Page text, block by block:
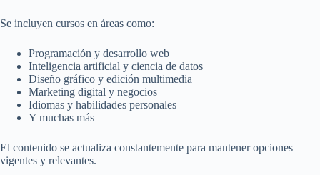
Se incluyen cursos en áreas como:
Programación y desarrollo web
Inteligencia artificial y ciencia de datos
Diseño gráfico y edición multimedia
Marketing digital y negocios
Idiomas y habilidades personales
Y muchas más
El contenido se actualiza constantemente para mantener opciones
vigentes y relevantes.